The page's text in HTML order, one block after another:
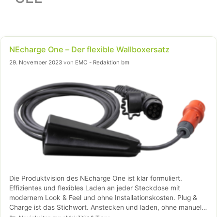
NEcharge One – Der flexible Wallboxersatz
29. November 2023 von EMC - Redaktion bm
Die Produktvision des NEcharge One ist klar formuliert.
Effizientes und flexibles Laden an jeder Steckdose mit
modernem Look & Feel und ohne Installationskosten. Plug &
Charge ist das Stichwort. Anstecken und laden, ohne manuelle